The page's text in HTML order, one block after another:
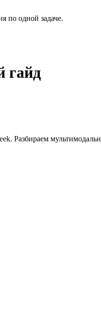
по одной задаче.
гайд
Разбираем